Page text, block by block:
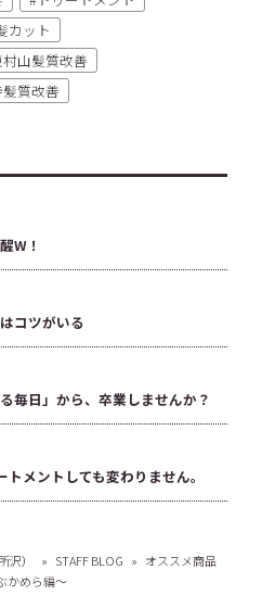
カット
村山髪質改善
質改善
W！
コツがいる
毎日」から、卒業しませんか？
メントしても変わりません。
） » STAFF BLOG » オススメ商品
かめら編〜